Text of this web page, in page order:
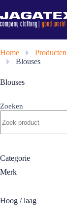
naar
de
inhoud
Home » Producten
»
Blouses
Blouses
Zoeken
Categorie
Merk
Hoog / laag